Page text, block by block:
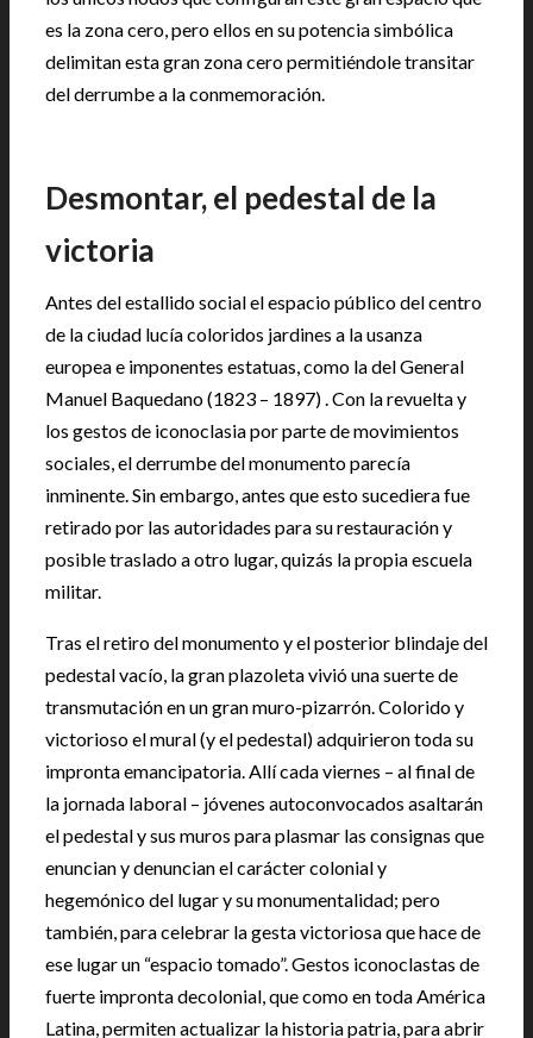
es la zona cero, pero ellos en su potencia simbólica
delimitan esta gran zona cero permitiéndole transitar
del derrumbe a la conmemoración.
Desmontar, el pedestal de la
victoria
Antes del estallido social el espacio público del centro
de la ciudad lucía coloridos jardines a la usanza
europea e imponentes estatuas, como la del General
Manuel Baquedano (1823 – 1897) . Con la revuelta y
los gestos de iconoclasia por parte de movimientos
sociales, el derrumbe del monumento parecía
inminente. Sin embargo, antes que esto sucediera fue
retirado por las autoridades para su restauración y
posible traslado a otro lugar, quizás la propia escuela
militar.
Tras el retiro del monumento y el posterior blindaje del
pedestal vacío, la gran plazoleta vivió una suerte de
transmutación en un gran muro-pizarrón. Colorido y
victorioso el mural (y el pedestal) adquirieron toda su
impronta emancipatoria. Allí cada viernes – al final de
la jornada laboral – jóvenes autoconvocados asaltarán
el pedestal y sus muros para plasmar las consignas que
enuncian y denuncian el carácter colonial y
hegemónico del lugar y su monumentalidad; pero
también, para celebrar la gesta victoriosa que hace de
ese lugar un “espacio tomado”. Gestos iconoclastas de
fuerte impronta decolonial, que como en toda América
Latina, permiten actualizar la historia patria, para abrir